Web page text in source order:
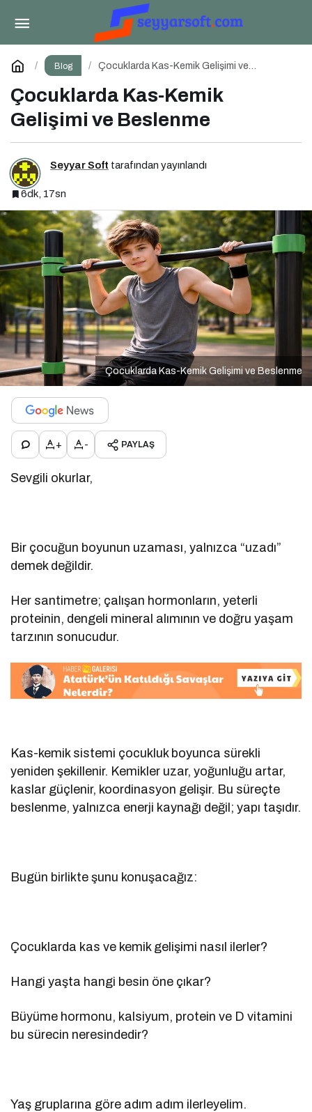
Blog
Çocuklarda Kas-Kemik Gelişimi ve
Çocuklarda Kas-Kemik
Gelişimi ve Beslenme
Seyyar Soft tarafından yayınlandı
6dk, 17sn
Çocuklarda Kas-Kemik Gelişimi ve Beslenme
+ - PAYLAŞ
Sevgili okurlar,
Bir çocuğun boyunun uzaması, yalnızca “uzadı”
demek değildir.
Her santimetre; çalışan hormonların, yeterli
proteinin, dengeli mineral alımının ve doğru yaşam
tarzının sonucudur.
Kas-kemik sistemi çocukluk boyunca sürekli
yeniden şekillenir. Kemikler uzar, yoğunluğu artar,
kaslar güçlenir, koordinasyon gelişir. Bu süreçte
beslenme, yalnızca enerji kaynağı değil; yapı taşıdır.
Bugün birlikte şunu konuşacağız:
Çocuklarda kas ve kemik gelişimi nasıl ilerler?
Hangi yaşta hangi besin öne çıkar?
Büyüme hormonu, kalsiyum, protein ve D vitamini
bu sürecin neresindedir?
Yaş gruplarına göre adım adım ilerleyelim.
Çocuklarda Hormon Bozucu Maddeler ve
Paketli Gıdalar
Yorum Yap